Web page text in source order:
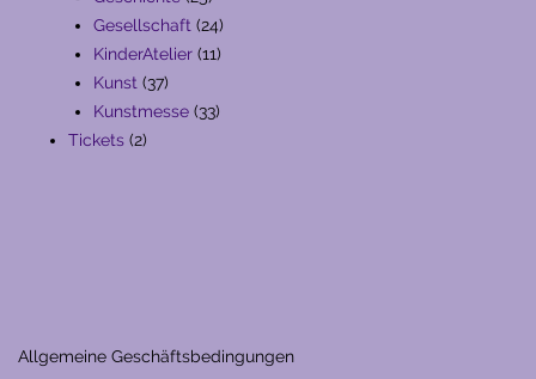
Produkte
Gesellschaft 2424
Produkte
KinderAtelier 1111
Kunst 3737
Produkte
Kunstmesse 3333
Tickets 22
Allgemeine Geschäftsbedingungen